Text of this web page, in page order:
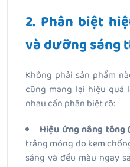
2. Phân biệt
và dưỡng sáng
Không phải sản phẩm
cũng mang lại hiệu quả
nhau cần phân biệt rõ:
Hiệu ứng nâng tông
trắng mỏng do kem
sáng và đều màu ngay